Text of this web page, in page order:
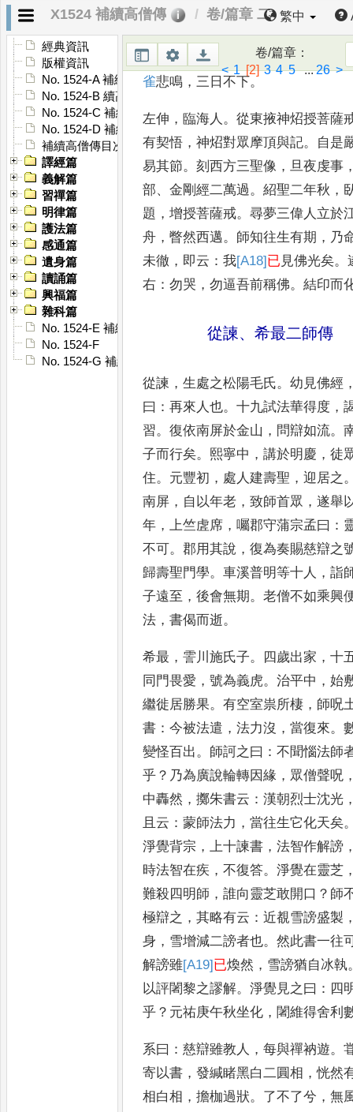
X1524 補續高僧傳 卷/篇章 二 繁中
經典資訊
版權資訊
No. 1524-A 補續高僧傳序
No. 1524-B 續高僧傳序
No. 1524-C 補續高僧傳序
No. 1524-D 補續高僧傳序
補續高僧傳目次
譯經篇
義解篇
習禪篇
明律篇
護法篇
感通篇
遺身篇
讀誦篇
興福篇
雜科篇
No. 1524-E 補續高僧傳䟦
No. 1524-F
No. 1524-G 補續高僧傳䟦
卷/篇章：
< 1 [2] 3 4 5...26 >
音三昧，日不虗過。誦呪救疾
神
坐者避席，行者避路，舉首加敬，
年十月八日， 沐浴更衣坐脫
雀悲鳴 ， 三日不下。
左伸 ，臨海人 。從東掖神炤授菩薩
有契悟 ，神炤對眾摩頂與記。
自是
易其節。刻西方三聖像 ， 旦夜虔事
部、金剛經二萬過 。紹聖二年秋 ，
題 ，增授菩薩戒。尋夢三偉人立於
舟 ，瞥然西邁。 師知往生有期 ， 乃
未徹 ， 即云 ：我[A18]已 見佛光矣。
右 ：勿哭 ，勿逼吾前稱佛。結印而
從諫、 希最二師傳
從諫 ，生處之松陽毛氏。幼見佛經
曰 ：再來人也。十九試法華得度 ，
習。復依南屏於金山 ， 問辯如流。
子而行矣。 熙寧中 ，講於明慶 ，徒
住。 元豐初 ， 處人建壽聖 ，迎居之
南屏 ， 自以年老 ，致師首眾 ，遂舉
年 ，上竺虗席 ，囑郡守蒲宗孟曰 ：
不可。郡用其說 ，復為奏賜慈辯之
歸壽聖門學。車溪普明等十人 ，詣
子遠至 ，後會無期。老僧不如乘興
法 ，書偈而逝。
希最 ，霅川施氏子。 四歲出家 ，十
同 門畏愛 ，號為義虎。治平中 ，始
繼徙居勝果。有空室祟所棲 ， 師呪
書 ：今被法遣 ，法力沒 ，當復來。
變怪百出。 師訶之曰 ：不聞惱法師
乎 ？ 乃為廣說輪轉因緣 ， 眾僧聲呪
中轟然 ，擲朱書云 ：漢朝烈士沈光
且云 ：蒙師法力 ，當往生它化天矣
淨覺背宗 ，上十諫書 ，法智作解謗
時法智在疾 ，不復答。淨覺在靈芝
難殺四明師 ，誰向靈芝敢開口 ？ 師
極辯之 ，其略有云 ：近覩雪謗盛製
身 ， 雪增減二謗者也。然此書一往
解謗雖[A19]已煥然 ， 雪謗猶自冰執
以評闍黎之謬解。淨覺見之曰 ： 四
乎 ？ 元祐庚午秋坐化 ， 闍維得舍利
系曰 ：慈辯雖教人 ，每與禪衲遊。
寄以書 ，發緘睹黑白二圓相 ，恍然
相白相 ，擔枷過狀。 了不了兮 ，無